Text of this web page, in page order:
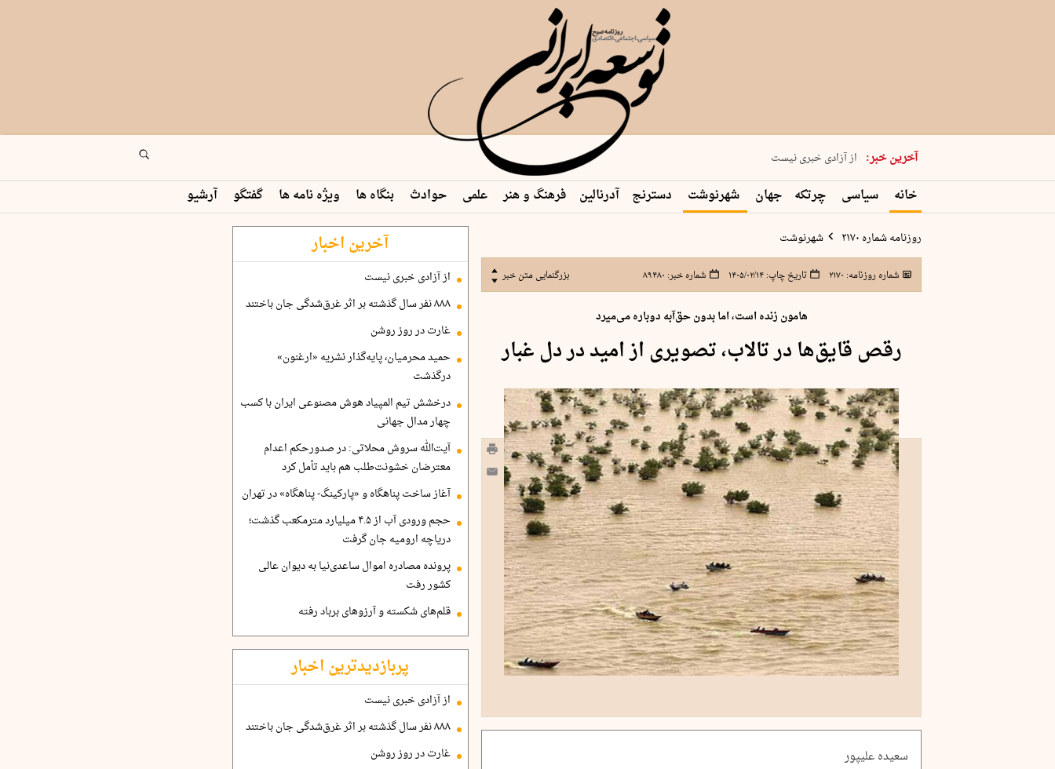
آخرین خبر:
یکشنبه 18 مرداد 1405 شماره 2245
از آزادی خبری نیست
۸۸۸ نفر سال گذشته بر اثر غرق‌شدگی جان …
غارت در روز روشن
حمید محرمیان، پایه‌گذار نشریه…
خانه سیاسی چرتکه جهان شهرنوشت دسترنج آدرنالین فرهنگ و هنر علمی حوادث بنگاه ها ویژه نامه ها گفتگو آرشیو
روزنامه شماره ۲۱۷۰ شهرنوشت
شماره روزنامه: ۲۱۷۰ تاریخ چاپ:۱۴۰۵/۰۲/۱۴ شماره خبر: ۸۹۴۸۰ بزرگنمایی متن خبر
هامون زنده است، اما بدون حق‌آبه دوباره می‌میرد
رقص قایق‌ها در تالاب، تصویری از امید در دل غبار
سعیده علیپور
آخرین اخبار
از آزادی خبری نیست
۸۸۸ نفر سال گذشته بر اثر غرق‌شدگی جان باختند
غارت در روز روشن
حمید محرمیان، پایه‌گذار نشریه «ارغنون»
درگذشت
درخشش تیم المپیاد هوش مصنوعی ایران با کسب
چهار مدال جهانی
آیت‌الله سروش محلاتی: در صدورحکم اعدام
معترضان خشونت‌طلب هم باید تأمل کرد
آغاز ساخت پناهگاه و «پارکینگ- پناهگاه» در تهران
حجم ورودی آب از ۴.۵ میلیارد مترمکعب گذشت؛
دریاچه ارومیه جان گرفت
پرونده مصادره اموال ساعدی‌نیا به دیوان عالی
کشور رفت
قلم‌های شکسته و آرزوهای برباد رفته
پربازدیدترین اخبار
از آزادی خبری نیست
۸۸۸ نفر سال گذشته بر اثر غرق‌شدگی جان باختند
غارت در روز روشن